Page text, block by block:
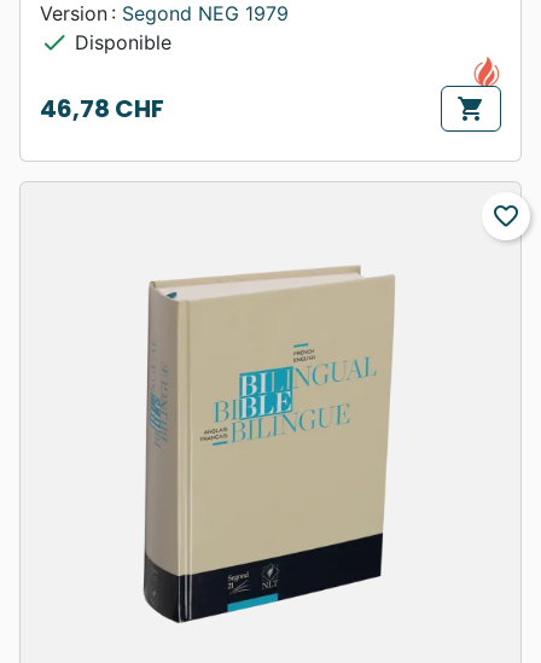
Version : Segond NEG 1979
check Disponible
Prix
46,78 CHF shopping_cart
favorite_border